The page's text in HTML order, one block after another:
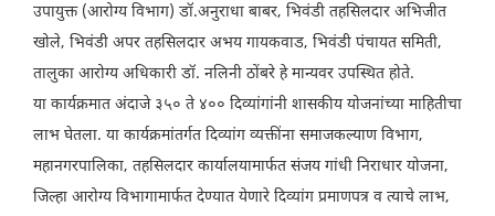
उपायुक्त (आरोग्य विभाग) डॉ.अनुराधा बाबर, भिवंडी तहसिलदार अभिजीत
खोले, भिवंडी अपर तहसिलदार अभय गायकवाड, भिवंडी पंचायत समिती,
तालुका आरोग्य अधिकारी डॉ. नलिनी ठोंबरे हे मान्यवर उपस्थित होते.
या कार्यक्रमात अंदाजे ३५० ते ४०० दिव्यांगांनी शासकीय योजनांच्या माहितीचा
लाभ घेतला. या कार्यक्रमांतर्गत दिव्यांग व्यक्तींना समाजकल्याण विभाग,
महानगरपालिका, तहसिलदार कार्यालयामार्फत संजय गांधी निराधार योजना,
जिल्हा आरोग्य विभागामार्फत देण्यात येणारे दिव्यांग प्रमाणपत्र व त्याचे लाभ,